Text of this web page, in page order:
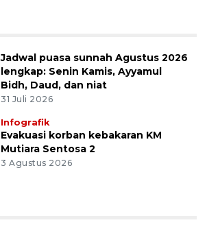
Jadwal puasa sunnah Agustus 2026
lengkap: Senin Kamis, Ayyamul
Bidh, Daud, dan niat
31 Juli 2026
Infografik
Evakuasi korban kebakaran KM
Mutiara Sentosa 2
3 Agustus 2026